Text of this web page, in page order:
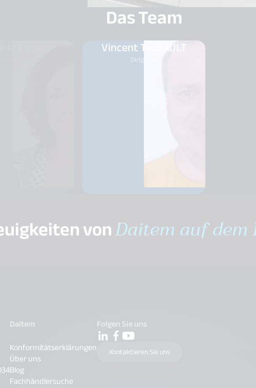
Das Team
Vincent THIBAULT
Dirigeant
vonDaitem auf dem
Daitem
Konformitätserklärungen
Über uns
Blog
Fachhändlersuche
Folgen Sie uns
Kontaktieren Sie uns